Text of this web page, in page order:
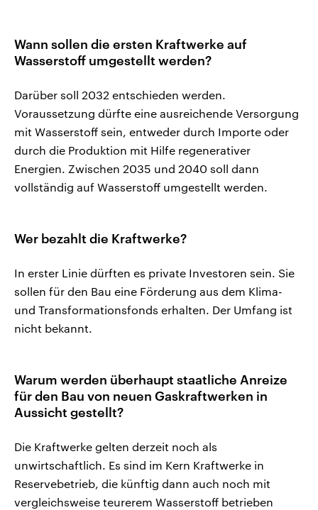
Wann sollen die ersten Kraftwerke auf
Wasserstoff umgestellt werden?
Darüber soll 2032 entschieden werden.
Voraussetzung dürfte eine ausreichende Versorgung
mit Wasserstoff sein, entweder durch Importe oder
durch die Produktion mit Hilfe regenerativer
Energien. Zwischen 2035 und 2040 soll dann
vollständig auf Wasserstoff umgestellt werden.
Wer bezahlt die Kraftwerke?
In erster Linie dürften es private Investoren sein. Sie
sollen für den Bau eine Förderung aus dem Klima-
und Transformationsfonds erhalten. Der Umfang ist
nicht bekannt.
Warum werden überhaupt staatliche Anreize
für den Bau von neuen Gaskraftwerken in
Aussicht gestellt?
Die Kraftwerke gelten derzeit noch als
unwirtschaftlich. Es sind im Kern Kraftwerke in
Reservebetrieb, die künftig dann auch noch mit
vergleichsweise teurerem Wasserstoff betrieben